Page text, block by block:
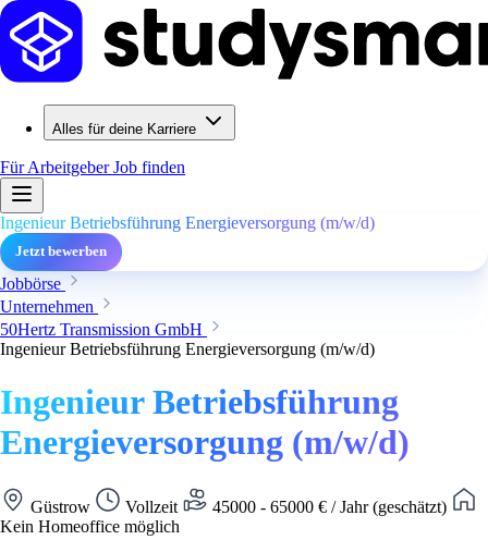
Alles für deine Karriere
Für ArbeitgeberJob finden
Ingenieur Betriebsführung Energieversorgung (m/w/d)
Jetzt bewerben
Jobbörse
Unternehmen
50Hertz Transmission GmbH
Ingenieur Betriebsführung Energieversorgung (m/w/d)
Ingenieur Betriebsführung
Energieversorgung (m/w/d)
Güstrow Vollzeit
45000 - 65000 € / Jahr (geschätzt)
Kein Homeoffice möglich